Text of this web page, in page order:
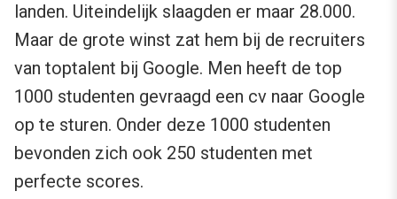
landen. Uiteindelijk slaagden er maar 28.000.
Maar de grote winst zat hem bij de recruiters
van toptalent bij Google. Men heeft de top
1000 studenten gevraagd een cv naar Google
op te sturen. Onder deze 1000 studenten
bevonden zich ook 250 studenten met
perfecte scores.